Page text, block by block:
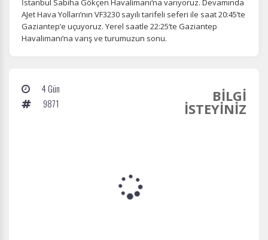
İstanbul Sabiha Gökçen Havalimanı‘na varıyoruz. Devamında
AJet Hava Yolları’nın VF3230 sayılı tarifeli seferi ile saat 20:45’te
Gaziantep’e uçuyoruz. Yerel saatle 22:25‘te Gaziantep
Havalimanı’na varış ve turumuzun sonu.
4 Gün
9871
BİLGİ
İSTEYİNİZ